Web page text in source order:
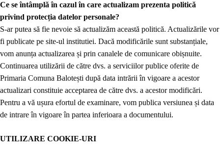
Ce se întâmplă în cazul în care actualizam prezenta politică
privind protecția datelor personale?
S-ar putea să fie nevoie să actualizăm această politică. Actualizările vor
fi publicate pe site-ul institutiei. Dacă modificările sunt substanțiale,
vom anunța actualizarea și prin canalele de comunicare obișnuite.
Continuarea utilizării de către dvs. a serviciilor publice oferite de
Primaria Comuna Balotești după data intrării în vigoare a acestor
actualizari constituie acceptarea de către dvs. a acestor modificări.
Pentru a vă ușura efortul de examinare, vom publica versiunea și data
de intrare în vigoare în partea inferioara a documentului.
UTILIZARE COOKIE-URI